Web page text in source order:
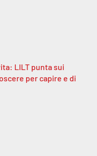
LILT punta sui
per capire e di